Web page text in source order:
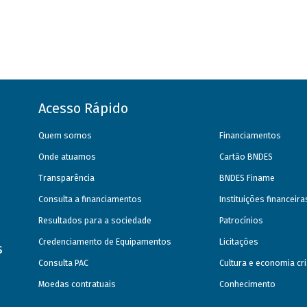
Acesso Rápido
Quem somos
Onde atuamos
Transparência
Consulta a financiamentos
Resultados para a sociedade
Credenciamento de Equipamentos
Consulta PAC
Moedas contratuais
Financiamentos
Cartão BNDES
BNDES Finame
Instituições
Patrocínios
Licitações
Cultura e economia
Conhecimento